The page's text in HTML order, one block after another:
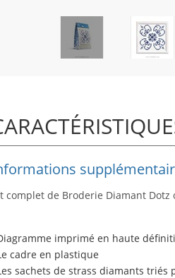
complet de Broderie Diamant Dotz
imprimé en haute
cadre en plastique
sachets de strass diamants triés